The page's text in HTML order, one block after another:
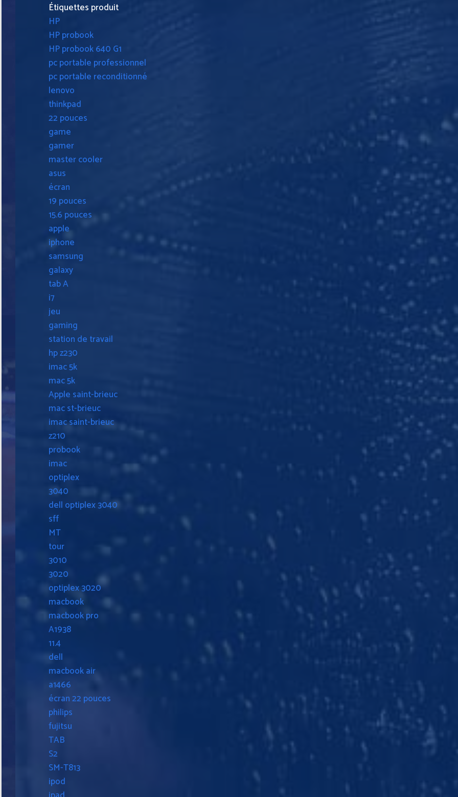
Étiquettes produit
HP
HP probook
HP probook 640 G1
pc portable professionnel
pc portable reconditionné
lenovo
thinkpad
22 pouces
game
gamer
master cooler
asus
écran
19 pouces
15.6 pouces
apple
iphone
samsung
galaxy
tab A
i7
jeu
gaming
station de travail
hp z230
imac 5k
mac 5k
Apple saint-brieuc
mac st-brieuc
imac saint-brieuc
z210
probook
imac
optiplex
3040
dell optiplex 3040
sff
MT
tour
3010
3020
optiplex 3020
macbook
macbook pro
A1938
11.4
dell
macbook air
a1466
écran 22 pouces
philips
fujitsu
TAB
S2
SM-T813
ipod